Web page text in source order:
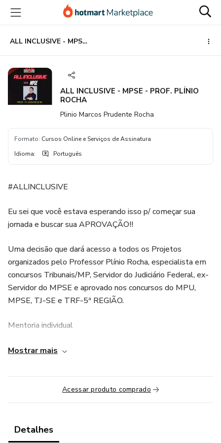
para
conteúdo
principal
para
pagamento
para
rodapé
ALL INCLUSIVE - MPSE - PROF. PLÍNIO ROCHA
ALL INCLUSIVE - MPSE - PROF. PLÍNIO
ROCHA
Plinio Marcos Prudente Rocha
Formato: Cursos Online e Serviços de Assinatura
Idioma: Português
#ALLINCLUSIVE
Eu sei que você estava esperando isso p/ começar sua
jornada e buscar sua APROVAÇÃO!!
Uma decisão que dará acesso a todos os Projetos
organizados pelo Professor Plínio Rocha, especialista em
concursos Tribunais/MP, Servidor do Judiciário Federal, ex-
Servidor do MPSE e aprovado nos concursos do MPU,
MPSE, TJ-SE e TRF-5ª REGIÃO.
Mentoria individual
Reuniões individualizadas mensais com o Professor Plínio
cronogramas diários e personalizados de estudos, de
acordo com a disponibilidade e as disciplinas do concurso
do Ministério Público de Sergipe.
Aulas ao vivo - todas as disciplinas do edital
Mostrar mais
Acessar produto comprado
Detalhes